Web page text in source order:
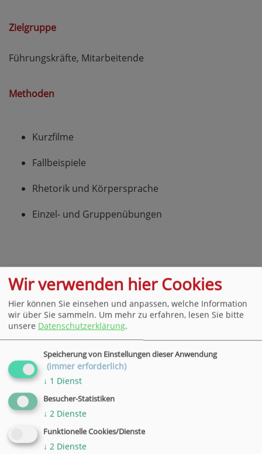
Zielgruppe
Führungskräfte, Mitarbeitende
Methoden
Kurzfilme
Fallbeispiele
Rhetorik und Körpersprache
Einzel- und Gruppenübungen
Wir verwenden hier Cookies
Hier können Sie einsehen und anpassen, welche Information
wir über Sie sammeln. Um mehr zu erfahren, lesen Sie bitte
unsere Datenschutzerklärung.
Speicherung von Einstellungen dieser Anwendung
(immer erforderlich)
↓ 1 Dienst
Besucher-Statistiken
↓ 2 Dienste
Funktionelle Cookies/Dienste
↓ 2 Dienste